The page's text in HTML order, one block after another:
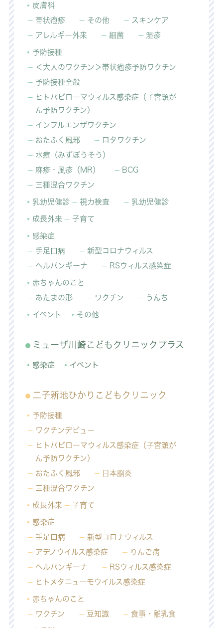
皮膚科
帯状疱疹
その他
スキンケア
アレルギー外来
細菌 湿疹
予防接種
＜大人のワクチン＞帯状疱疹予防ワクチン
予防接種全般
ヒトパピローマウィルス感染症（子宮頸が
ん予防ワクチン）
インフルエンザワクチン
おたふく風邪
ロタワクチン
水痘（みずぼうそう）
麻疹・風疹（MR）
BCG
三種混合ワクチン
乳幼児健診 視力検査 乳幼児健診
成長外来 子育て
感染症
手足口病
新型コロナウィルス
ヘルパンギーナ
RSウィルス感染症
赤ちゃんのこと
あたまの形
ワクチン うんち
イベント その他
ミューザ川崎こどもクリニックプラス
感染症 イベント
二子新地ひかりこどもクリニック
予防接種
ワクチンデビュー
ヒトパピローマウィルス感染症（子宮頸が
ん予防ワクチン）
おたふく風邪
日本脳炎
三種混合ワクチン
成長外来 子育て
感染症
手足口病
新型コロナウィルス
アデノウイルス感染症
りんご病
ヘルパンギーナ
RSウィルス感染症
ヒトメタニューモウイルス感染症
赤ちゃんのこと
ワクチン
豆知識 食事・離乳食